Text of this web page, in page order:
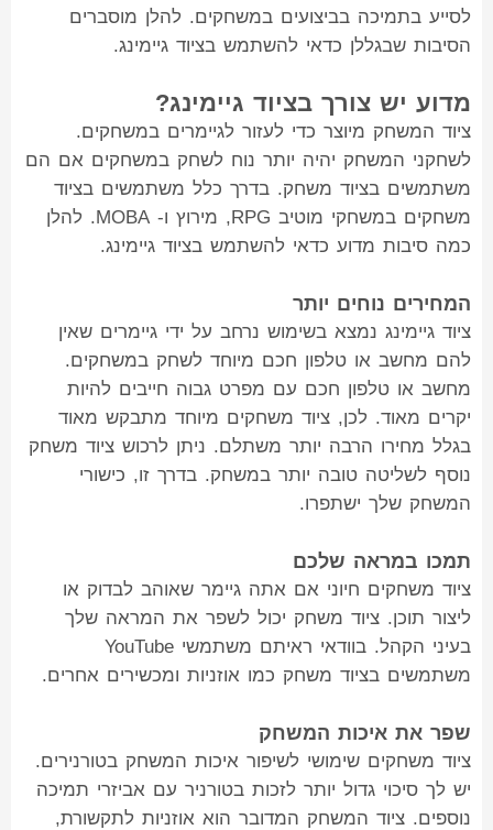
לסייע בתמיכה בביצועים במשחקים. להלן מוסברים
הסיבות שבגללן כדאי להשתמש בציוד גיימינג.
מדוע יש צורך בציוד גיימינג?
ציוד המשחק מיוצר כדי לעזור לגיימרים במשחקים.
לשחקני המשחק יהיה יותר נוח לשחק במשחקים אם הם
משתמשים בציוד משחק. בדרך כלל משתמשים בציוד
משחקים במשחקי מוטיב RPG, מירוץ ו- MOBA. להלן
כמה סיבות מדוע כדאי להשתמש בציוד גיימינג.
המחירים נוחים יותר
ציוד גיימינג נמצא בשימוש נרחב על ידי גיימרים שאין
להם מחשב או טלפון חכם מיוחד לשחק במשחקים.
מחשב או טלפון חכם עם מפרט גבוה חייבים להיות
יקרים מאוד. לכן, ציוד משחקים מיוחד מתבקש מאוד
בגלל מחירו הרבה יותר משתלם. ניתן לרכוש ציוד משחק
נוסף לשליטה טובה יותר במשחק. בדרך זו, כישורי
המשחק שלך ישתפרו.
תמכו במראה שלכם
ציוד משחקים חיוני אם אתה גיימר שאוהב לבדוק או
ליצור תוכן. ציוד משחק יכול לשפר את המראה שלך
בעיני הקהל. בוודאי ראיתם משתמשי YouTube
משתמשים בציוד משחק כמו אוזניות ומכשירים אחרים.
שפר את איכות המשחק
ציוד משחקים שימושי לשיפור איכות המשחק בטורנירים.
יש לך סיכוי גדול יותר לזכות בטורניר עם אביזרי תמיכה
נוספים. ציוד המשחק המדובר הוא אוזניות לתקשורת,